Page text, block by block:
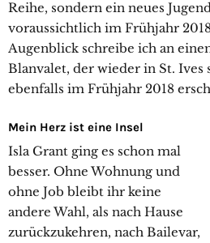
Reihe, sondern ein neues
voraussichtlich im Frühjahr
Augenblick schreibe ich an
Blanvalet, der wieder in St. Ives
ebenfalls im Frühjahr 2018
Mein Herz ist eine Insel
Isla Grant ging es schon mal
besser. Ohne Wohnung und
ohne Job bleibt ihr keine
andere Wahl, als nach Hause
zurückzukehren, nach Bailevar,